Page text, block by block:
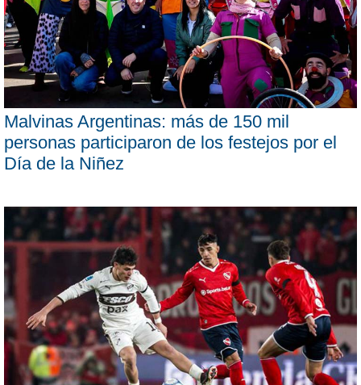
Malvinas Argentinas: más de 150 mil
personas participaron de los festejos por el
Día de la Niñez